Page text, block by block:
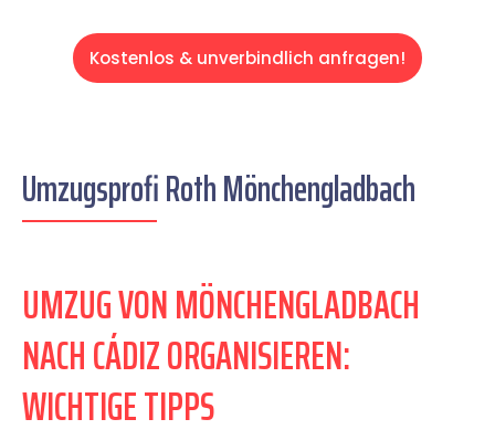
Kostenlos & unverbindlich anfragen!
Umzugsprofi Roth Mönchengladbach
UMZUG VON MÖNCHENGLADBACH
NACH CÁDIZ ORGANISIEREN:
WICHTIGE TIPPS